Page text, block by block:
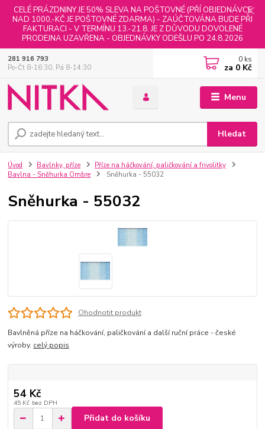
CELÉ PRÁZDNINY JE 50% SLEVA NA POŠTOVNÉ (PŘÍ OBJEDNÁVCE
NAD 1000,-KČ JE POŠTOVNÉ ZDARMA) - ZAÚČTOVÁNA BUDE PŘI
FAKTURACI - V TERMÍNU 13.-21.8. JE Z DŮVODU DOVOLENÉ
PRODEJNA UZAVŘENA - OBJEDNÁVKY ODEŠLU PO 24.8.2026
Menu
Hledat
281 916 793
Po-Čt 8-16:30, Pá 8-14:30
0 ks
za 0 Kč
Úvod Bavlnky, příze
Příze na háčkování, paličkování a frivolitky
Bavlna - Sněhurka Ombre
Sněhurka - 55032
Sněhurka - 55032
Ohodnotit produkt
Bavlněná příze na háčkování, paličkování a další ruční práce - české
výroby. celý popis
54 Kč
45 Kč bez DPH
Přidat do košíku